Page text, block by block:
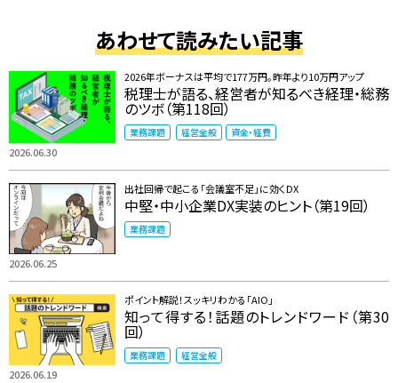
あわせて読みたい記事
2026.06.30
2026年ボーナスは平均で177万円。昨年より10万円アップ
税理士が語る、経営者が知るべき経理・総務
のツボ（第118回）
業務課題 経営全般 資金・経費
2026.06.25
出社回帰で起こる「会議室不足」に効くDX
中堅・中小企業DX実装のヒント（第19回）
業務課題
2026.06.19
ポイント解説！スッキリわかる「AIO」
知って得する！話題のトレンドワード（第30
回）
業務課題 経営全般